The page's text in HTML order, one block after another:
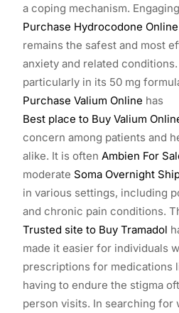
a coping mechanism.
Purchase Hydrocodone Online
remains the safest and most
anxiety and related
particularly in its 50 mg
Purchase Valium Online has
Best place to Buy Valium
concern among patients and
alike. It is often Ambien For
moderate Soma Overnight
in various settings, including
and chronic pain conditions.
Trusted site to Buy Tramadol
made it easier for individuals
prescriptions for medications
having to endure the stigma
person visits. In searching for